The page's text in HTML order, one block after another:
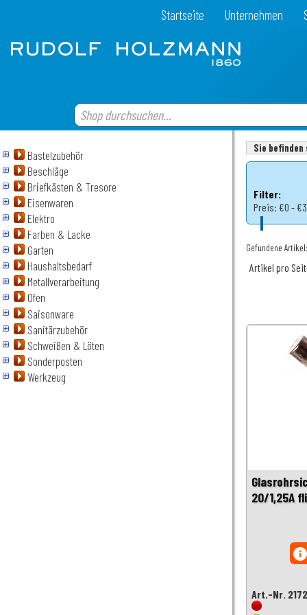
Startseite Unternehmen
Bastelzubehör
Beschläge
Briefkästen & Tresore
Eisenwaren
Elektro
Farben & Lacke
Garten
Haushaltsbedarf
Metallverarbeitung
Ofen
Saisonware
Sanitärzubehör
Schweißen & Löten
Sonderposten
Werkzeug
Sie
Filter:
Preis: €0 - €3
Gefundene
Artikel pro
20/1,25A
Art.-Nr.